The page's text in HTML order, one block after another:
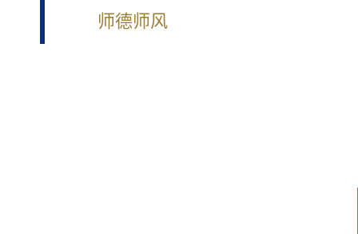
师德师风